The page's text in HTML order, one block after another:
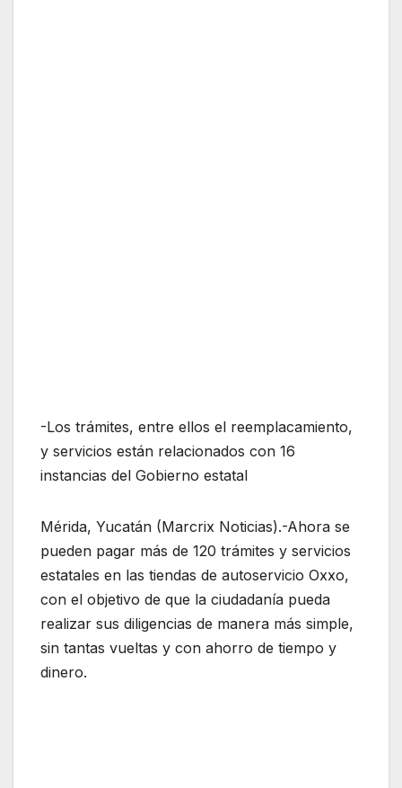
-Los trámites, entre ellos el reemplacamiento,
y servicios están relacionados con 16
instancias del Gobierno estatal
Mérida, Yucatán (Marcrix Noticias).-Ahora se
pueden pagar más de 120 trámites y servicios
estatales en las tiendas de autoservicio Oxxo,
con el objetivo de que la ciudadanía pueda
realizar sus diligencias de manera más simple,
sin tantas vueltas y con ahorro de tiempo y
dinero.